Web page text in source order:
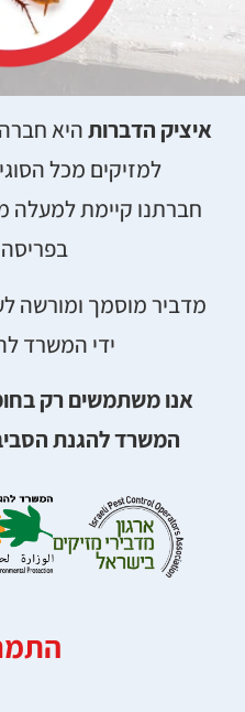
איציק הדברותהיא
למזיקים מכל
מדביר מוסמך ומורשה
ידי המשרד
אנו משתמשים רק
המשרד להגנת